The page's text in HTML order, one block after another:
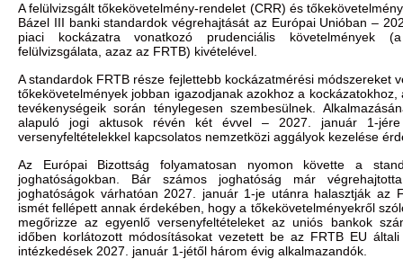
A felülvizsgált tőkekövetelmény-rendelet (CRR) és
Bázel III banki standardok végrehajtását az Európai Unióban –
piaci kockázatra vonatkozó prudenciális követelmények
felülvizsgálata, azaz az FRTB) kivételével.
A standardok FRTB része fejlettebb kockázatmérési módszereket
tőkekövetelmények jobban igazodjanak azokhoz a
tevékenységeik során ténylegesen szembesülnek.
alapuló jogi aktusok révén két évvel – 2027. január 1-
versenyfeltételekkel kapcsolatos nemzetközi aggályok kezelése
Az Európai Bizottság folyamatosan nyomon követte a
joghatóságokban. Bár számos joghatóság már
joghatóságok várhatóan 2027. január 1-je utánra halasztják az
ismét fellépett annak érdekében, hogy a tőkekövetelményekről
megőrizze az egyenlő versenyfeltételeket az uniós bankok
időben korlátozott módosításokat vezetett be az FRTB EU
intézkedések 2027. január 1-jétől három évig alkalmazandók.